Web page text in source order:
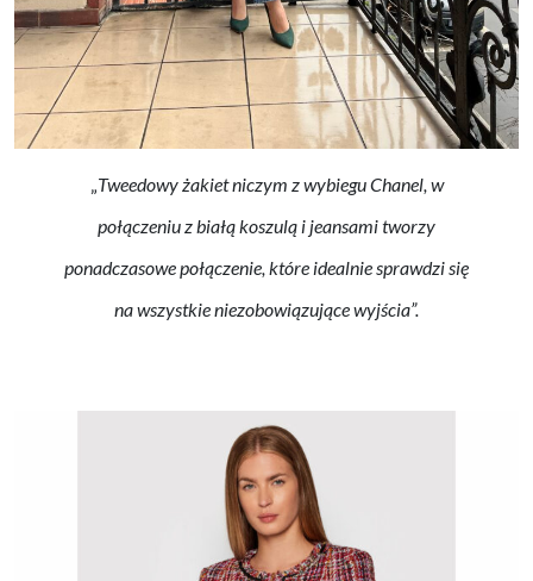
Tweedowy żakiet niczym z wybiegu Chanel, w
połączeniu z białą koszulą i jeansami tworzy
ponadczasowe połączenie, które idealnie sprawdzi się
na wszystkie niezobowiązujące wyjścia”.